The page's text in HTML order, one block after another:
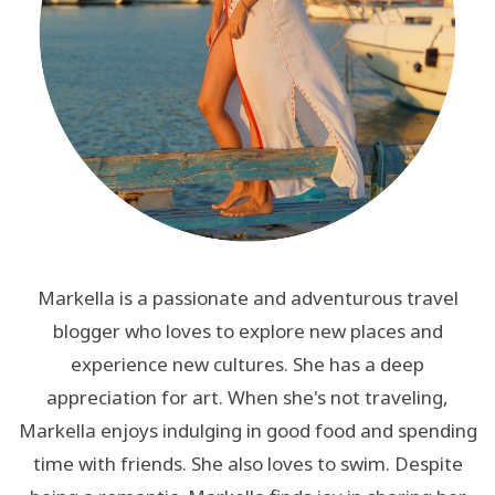
Markella is a passionate and adventurous travel
blogger who loves to explore new places and
experience new cultures. She has a deep
appreciation for art. When she's not traveling,
Markella enjoys indulging in good food and spending
time with friends. She also loves to swim. Despite